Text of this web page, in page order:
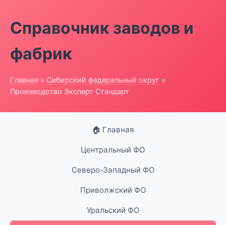
Справочник заводов и
фабрик
Главная » Сибирский федеральный округ »
Производство Эксперт Стандарт
🏠 Главная
Центральный ФО
Северо-Западный ФО
Приволжский ФО
Уральский ФО